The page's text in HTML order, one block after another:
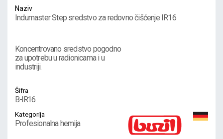
Naziv
Indumaster Step sredstvo za redovno čišćenje IR16
Koncentrovano sredstvo pogodno
za upotrebu u radionicama i u
industriji.
Šifra
B-IR16
Kategorija
Profesionalna hemija